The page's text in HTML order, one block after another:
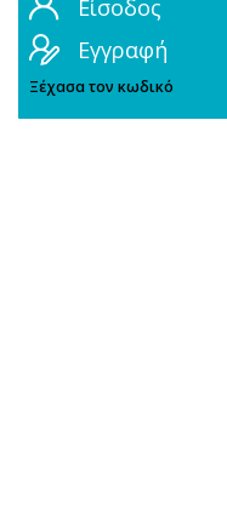
Είσοδος
Εγγραφή
Ξέχασα τον κωδικό